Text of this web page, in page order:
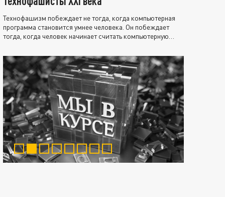
Технофашизм побеждает не тогда, когда компьютерная
программа становится умнее человека. Он побеждает
тогда, когда человек начинает считать компьютерную